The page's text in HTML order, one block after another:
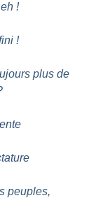
!
!
plus de
peuples,